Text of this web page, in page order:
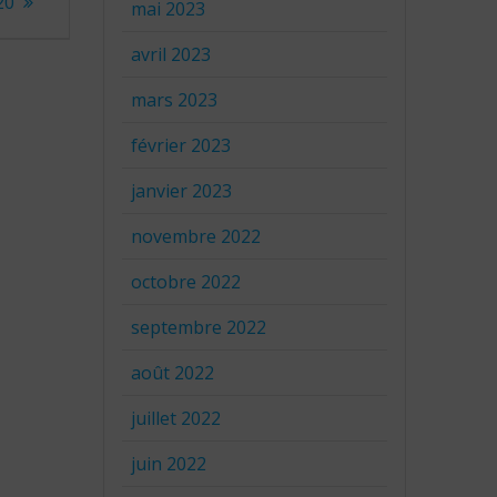
mai 2023
avril 2023
mars 2023
février 2023
janvier 2023
novembre 2022
octobre 2022
septembre 2022
août 2022
juillet 2022
juin 2022